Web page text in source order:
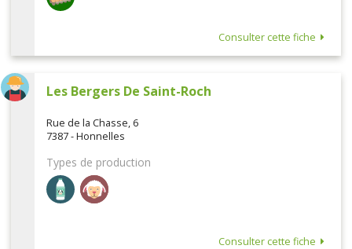
Consulter cette fiche
Les Bergers De Saint-Roch
Rue de la Chasse, 6
7387 - Honnelles
Types de production
Consulter cette fiche